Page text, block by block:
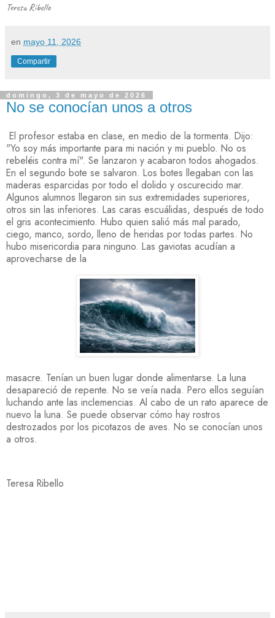
Teresa Ribello
en mayo 11, 2026
Compartir
domingo, 3 de mayo de 2026
No se conocían unos a otros
El profesor estaba en clase, en medio de la tormenta. Dijo:
"Yo soy más importante para mi nación y mi pueblo. No os
rebeléis contra mí". Se lanzaron y acabaron todos ahogados.
En el segundo bote se salvaron. Los botes llegaban con las
maderas esparcidas por todo el dolido y oscurecido mar.
Algunos alumnos llegaron sin sus extremidades superiores,
otros sin las inferiores. Las caras escuálidas, después de todo
el gris acontecimiento. Hubo quien salió más mal parado,
ciego, manco, sordo, lleno de heridas por todas partes. No
hubo misericordia para ninguno. Las gaviotas acudían a
aprovecharse de la
masacre. Tenían un buen lugar donde alimentarse. La luna
desapareció de repente. No se veía nada. Pero ellos seguían
luchando ante las inclemencias. Al cabo de un rato aparece de
nuevo la luna. Se puede observar cómo hay rostros
destrozados por los picotazos de aves. No se conocían unos
a otros.
Teresa Ribello